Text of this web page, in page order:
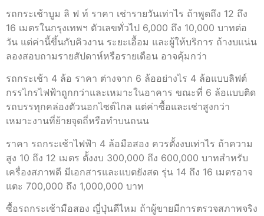
รถกระเช้าบูม ลิ ฟ ท์ ราคา เช่ารายวันเท่าไร ถ้าพูดถึง 12 ถึง
16 เมตรในกรุงเทพฯ ตัวเลขทั่วไป 6,000 ถึง 10,000 บาทต่อ
วัน แต่ค่านี้ขึ้นกับคิวงาน ระยะเอื้อม และผู้ให้บริการ ถ้างบแน่น
ลองสอบถามรายสัปดาห์หรือรายเดือน อาจคุ้มกว่า
รถกระเช้า 4 ล้อ ราคา ต่างจาก 6 ล้ออย่างไร 4 ล้อแบบลิฟต์
กรรไกรไฟฟ้าถูกกว่าและเหมาะในอาคาร ขณะที่ 6 ล้อแบบติด
รถบรรทุกคล่องตัวนอกไซต์ไกล แต่ค่าซื้อและเช่าสูงกว่า
เหมาะงานที่ย้ายจุดถี่หรือทำบนถนน
ราคา รถกระเช้าไฟฟ้า 4 ล้อมือสอง ควรตั้งงบเท่าไร ถ้าความ
สูง 10 ถึง 12 เมตร ตั้งงบ 300,000 ถึง 600,000 บาทสำหรับ
เครื่องสภาพดี มีเอกสารและแบตยังสด รุ่น 14 ถึง 16 เมตรอาจ
แตะ 700,000 ถึง 1,000,000 บาท
ซื้อรถกระเช้ามือสอง ญี่ปุ่นดีไหม ถ้าผู้ขายมีการตรวจสภาพจริง